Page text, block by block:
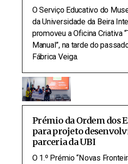
O Serviço Educativo do
da Universidade da Beira
promoveu a Oficina Criativa
Manual”, na tarde do
Fábrica Veiga.
Prémio da Ordem dos
para projeto
parceria da UBI
O 1.º Prémio “Novas